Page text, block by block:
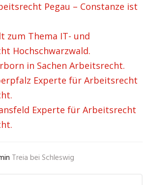
Pegau – Constanze ist
zum Thema IT- und
Hochschwarzwald.
in Sachen Arbeitsrecht.
Experte für Arbeitsrecht
Experte für Arbeitsrecht
Treia bei Schleswig